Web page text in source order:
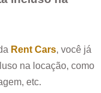
Rent Cars, você já
na locação, como
etc.